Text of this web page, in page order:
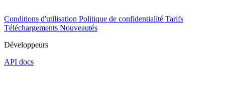
Conditions d'utilisation Politique de confidentialité Tarifs
Téléchargements Nouveautés
Développeurs
API docs